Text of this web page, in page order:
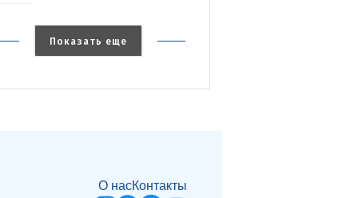
Показать еще
О насКонтакты